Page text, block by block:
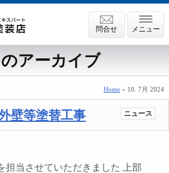
メニュー
問合せ
アーカイブ
Home » 10. 7月 2024
壁等塗替工事 ニュース
担当させていただきました 上部